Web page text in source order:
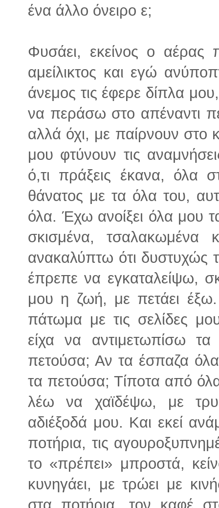
ένα άλλο όνειρο ε;
Φυσάει, εκείνος ο αέρας
αμείλικτος και εγώ
άνεμος τις έφερε δίπλα
να περάσω στο απέναντι
αλλά όχι, με παίρνουν στο
μου φτύνουν τις
ό,τι πράξεις έκανα, όλα
θάνατος με τα όλα του,
όλα. Έχω ανοίξει όλα μου
σκισμένα, τσαλακωμένα
ανακαλύπτω ότι δυστυχώς
έπρεπε να εγκαταλείψω,
μου η ζωή, με πετάει
πάτωμα με τις σελίδες
είχα να αντιμετωπίσω
πετούσα; Αν τα έσπαζα
τα πετούσα; Τίποτα από
λέω να χαϊδέψω, με
αδιέξοδά μου. Και εκεί
ποτήρια, τις
το «πρέπει» μπροστά,
κυνηγάει, με τρώει με
στα ποτήρια, τον καφέ